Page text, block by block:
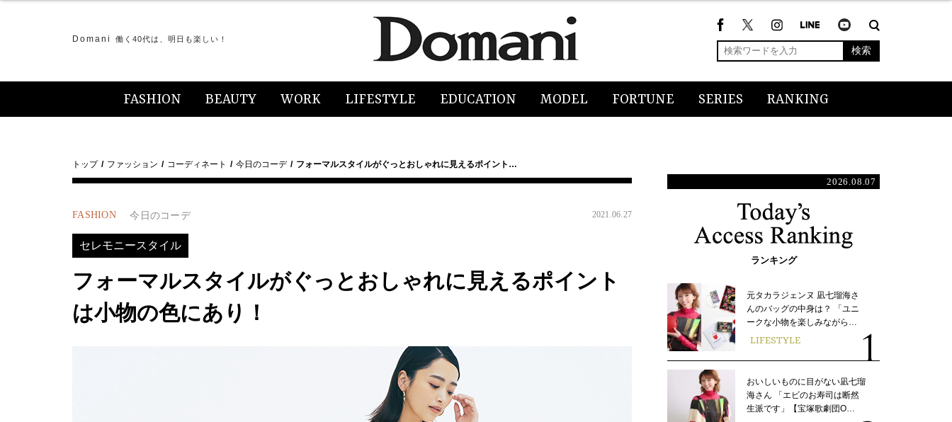
Domani 働く40代は、明日も楽しい！
検索
FASHION BEAUTY WORK LIFESTYLE EDUCATION MODEL FORTUNE SERIES RANKING
トップ ファッション コーディネート 今日のコーデ フォーマルスタイルがぐっとおしゃれに見えるポイント…
FASHION 今日のコーデ 2021.06.27
セレモニースタイル
フォーマルスタイルがぐっとおしゃれに見えるポイント
は小物の色にあり！
2026.08.07
ランキング
元タカラジェンヌ 凪七瑠海さ
んのバッグの中身は？ 「ユニ
ークな小物を楽しみながら…
LIFESTYLE
おいしいものに目がない凪七瑠
海さん 「エビのお寿司は断然
生派です」【宝塚歌劇団O…